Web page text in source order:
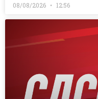
08/08/2026 12:56